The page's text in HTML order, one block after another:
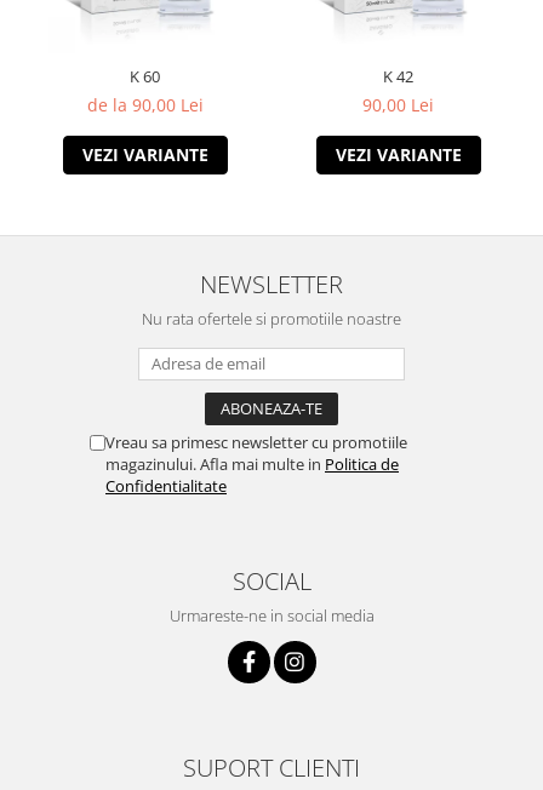
K 60
de la 90,00 Lei
VEZI VARIANTE
K 42
90,00 Lei
VEZI VARIANTE
NEWSLETTER
Nu rata ofertele si promotiile noastre
Vreau sa primesc newsletter cu promotiile
magazinului. Afla mai multe in Politica de
Confidentialitate
SOCIAL
Urmareste-ne in social media
SUPORT CLIENTI